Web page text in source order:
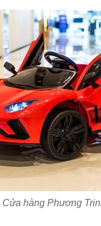
Cửa hàng Phương